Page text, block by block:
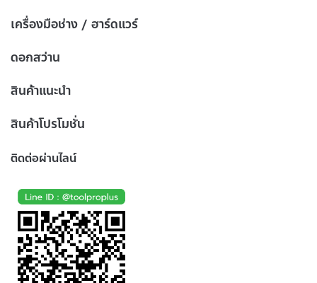
เครื่องมือช่าง / ฮาร์ดแวร์
ดอกสว่าน
สินค้าแนะนำ
สินค้าโปรโมชั่น
ติดต่อผ่านไลน์